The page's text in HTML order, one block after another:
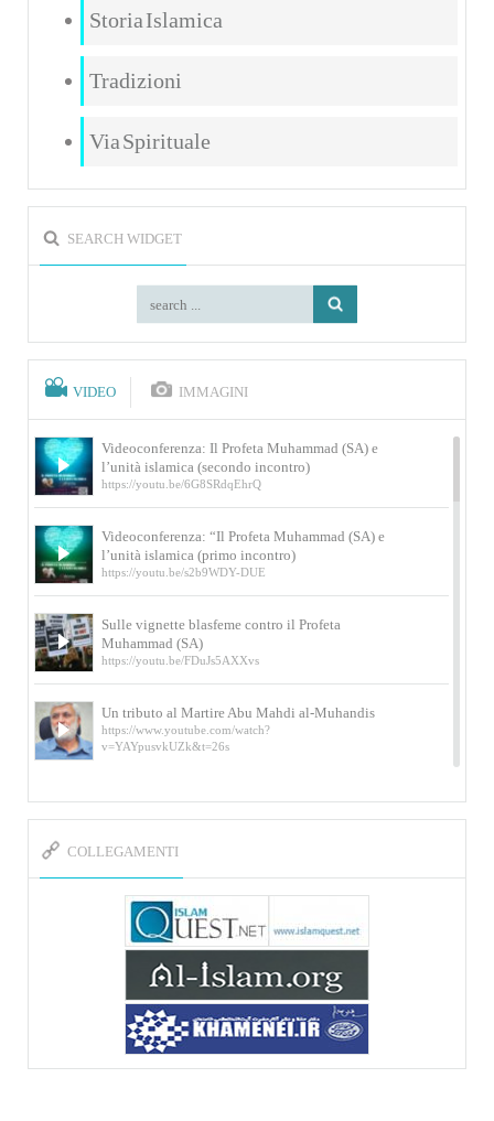
Storia Islamica
Tradizioni
Via Spirituale
SEARCH WIDGET
VIDEO IMMAGINI
Videoconferenza: Il Profeta Muhammad (SA) e
l’unità islamica (secondo incontro)
https://youtu.be/6G8SRdqEhrQ
Videoconferenza: “Il Profeta Muhammad (SA) e
l’unità islamica (primo incontro)
https://youtu.be/s2b9WDY-DUE
Sulle vignette blasfeme contro il Profeta
Muhammad (SA)
https://youtu.be/FDuJs5AXXvs
Un tributo al Martire Abu Mahdi al-Muhandis
https://www.youtube.com/watch?
v=YAYpusvkUZk&t=26s
L’Abluzione rituale (wudu) secondo l’Imam Alì
e l’Imam Khomeini
della figlia di un martire
https://www.youtube.com/watch?
v=-5nPSxbf9l0&t=103s
Sheykh Abbas Di Palma sui martiri Qassem
Soleimani e Abu Mahdi Al-Muhandis
https://youtu.be/Y6SIP2PIht4 Video del discorso tenuto
dallo Sheykh Abbas Di Palma in ...
COLLEGAMENTI